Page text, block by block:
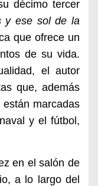
décimo tercer
y ese sol de la
que ofrece un
de su vida.
el autor
que, además
marcadas
y el fútbol,
en el salón de
a lo largo del